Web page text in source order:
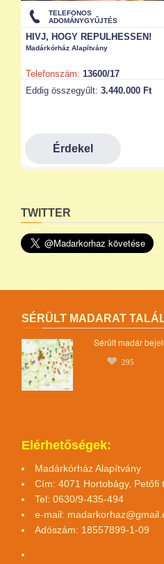
TWITTER
SÉRÜLT MADARAT
Sérült madár
295
Elérhetőségek:
Madárkórház Alapítvány
Cím: 4071 Hortobágy, Petőfi
Tel: 0630/9-435-494
e-mail:
Adószám: 18557899-1-09